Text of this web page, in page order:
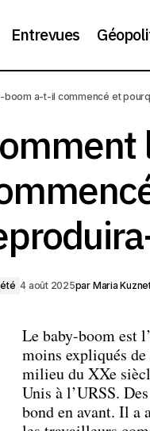
Entrevues
à cause du
boom a-t-il commencé et
4 août 2025par Maria
Le baby-boom est
moins expliqués
milieu du XXe
Unis à l’URSS.
bond en avant. Il a